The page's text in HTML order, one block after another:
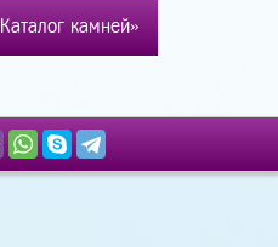
камней»